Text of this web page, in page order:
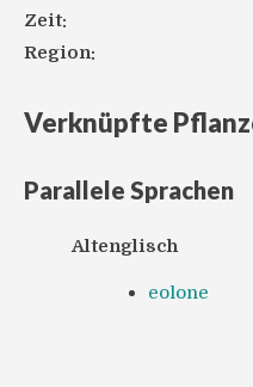
Zeit:
Region:
Verknüpfte
Parallele Sprachen
Altenglisch
eolone